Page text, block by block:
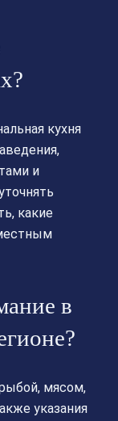
кухня
и
какие
в
мясом,
указания